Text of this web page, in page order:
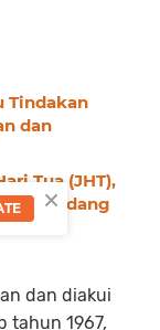
Tindakan
dan
Tua (JHT),
Sedang
dan diakui
tahun 1967,
×